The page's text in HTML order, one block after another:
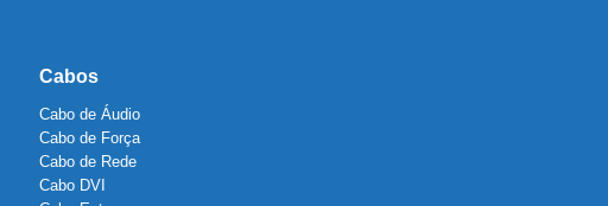
Cabos
Cabo de Áudio
Cabo de Força
Cabo de Rede
Cabo DVI